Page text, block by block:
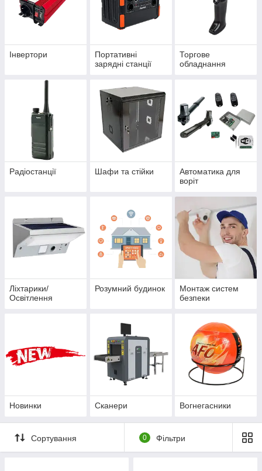
Інвертори
Портативні
зарядні станції
Торгове
обладнання
Радіостанції Шафи та стійки
Автоматика для
воріт
Ліхтарики/
Освітлення
Розумний будинок
Монтаж систем
безпеки
Новинки Сканери Вогнегасники
Сортування 0 Фільтри